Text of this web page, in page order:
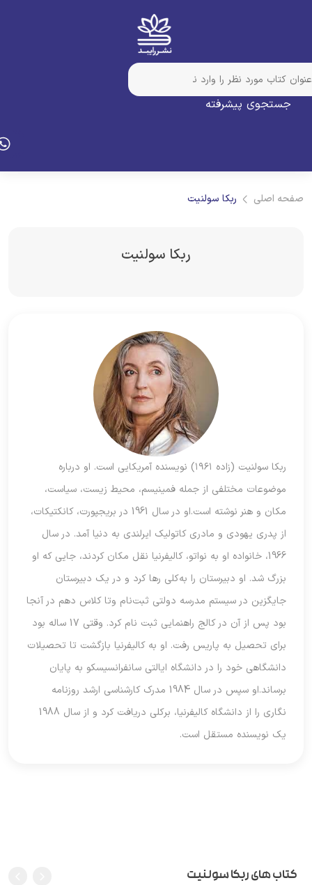
جستجوی پیشرفته
اصلی ربکا سولنیت
ربکا سولنیت
ربکا سولنیت (زاده ۱۹۶۱) نویسنده آمریکایی است. او درباره
موضوعات مختلفی از جمله فمینیسم، محیط زیست، سیاست،
مکان و هنر نوشته است.او در سال 1961 در بریجپورت، کانکتیکات،
از پدری یهودی و مادری کاتولیک ایرلندی به دنیا آمد. در سال
1966، خانواده او به نواتو، کالیفرنیا نقل مکان کردند، جایی که او
بزرگ شد. او دبیرستان را به‌کلی رها کرد و در یک دبیرستان
جایگزین در سیستم مدرسه دولتی ثبت‌نام وتا کلاس دهم در آنجا
بود پس از آن در کالج راهنمایی ثبت نام کرد. وقتی 17 ساله بود
برای تحصیل به پاریس رفت. او به کالیفرنیا بازگشت تا تحصیلات
دانشگاهی خود را در دانشگاه ایالتی سانفرانسیسکو به پایان
برساند.او سپس در سال 1984 مدرک کارشناسی ارشد روزنامه
نگاری را از دانشگاه کالیفرنیا، برکلی دریافت کرد و از سال 1988
یک نویسنده مستقل است.
کتاب های ربکا سولنیت